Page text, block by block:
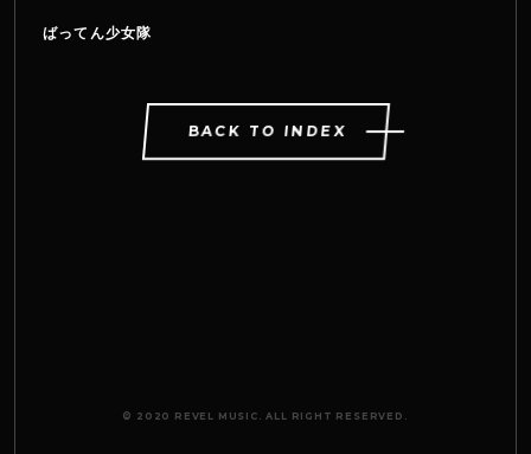
ばってん少女隊
BACK TO INDEX
© 2020 REVEL MUSIC. ALL RIGHT RESERVED.